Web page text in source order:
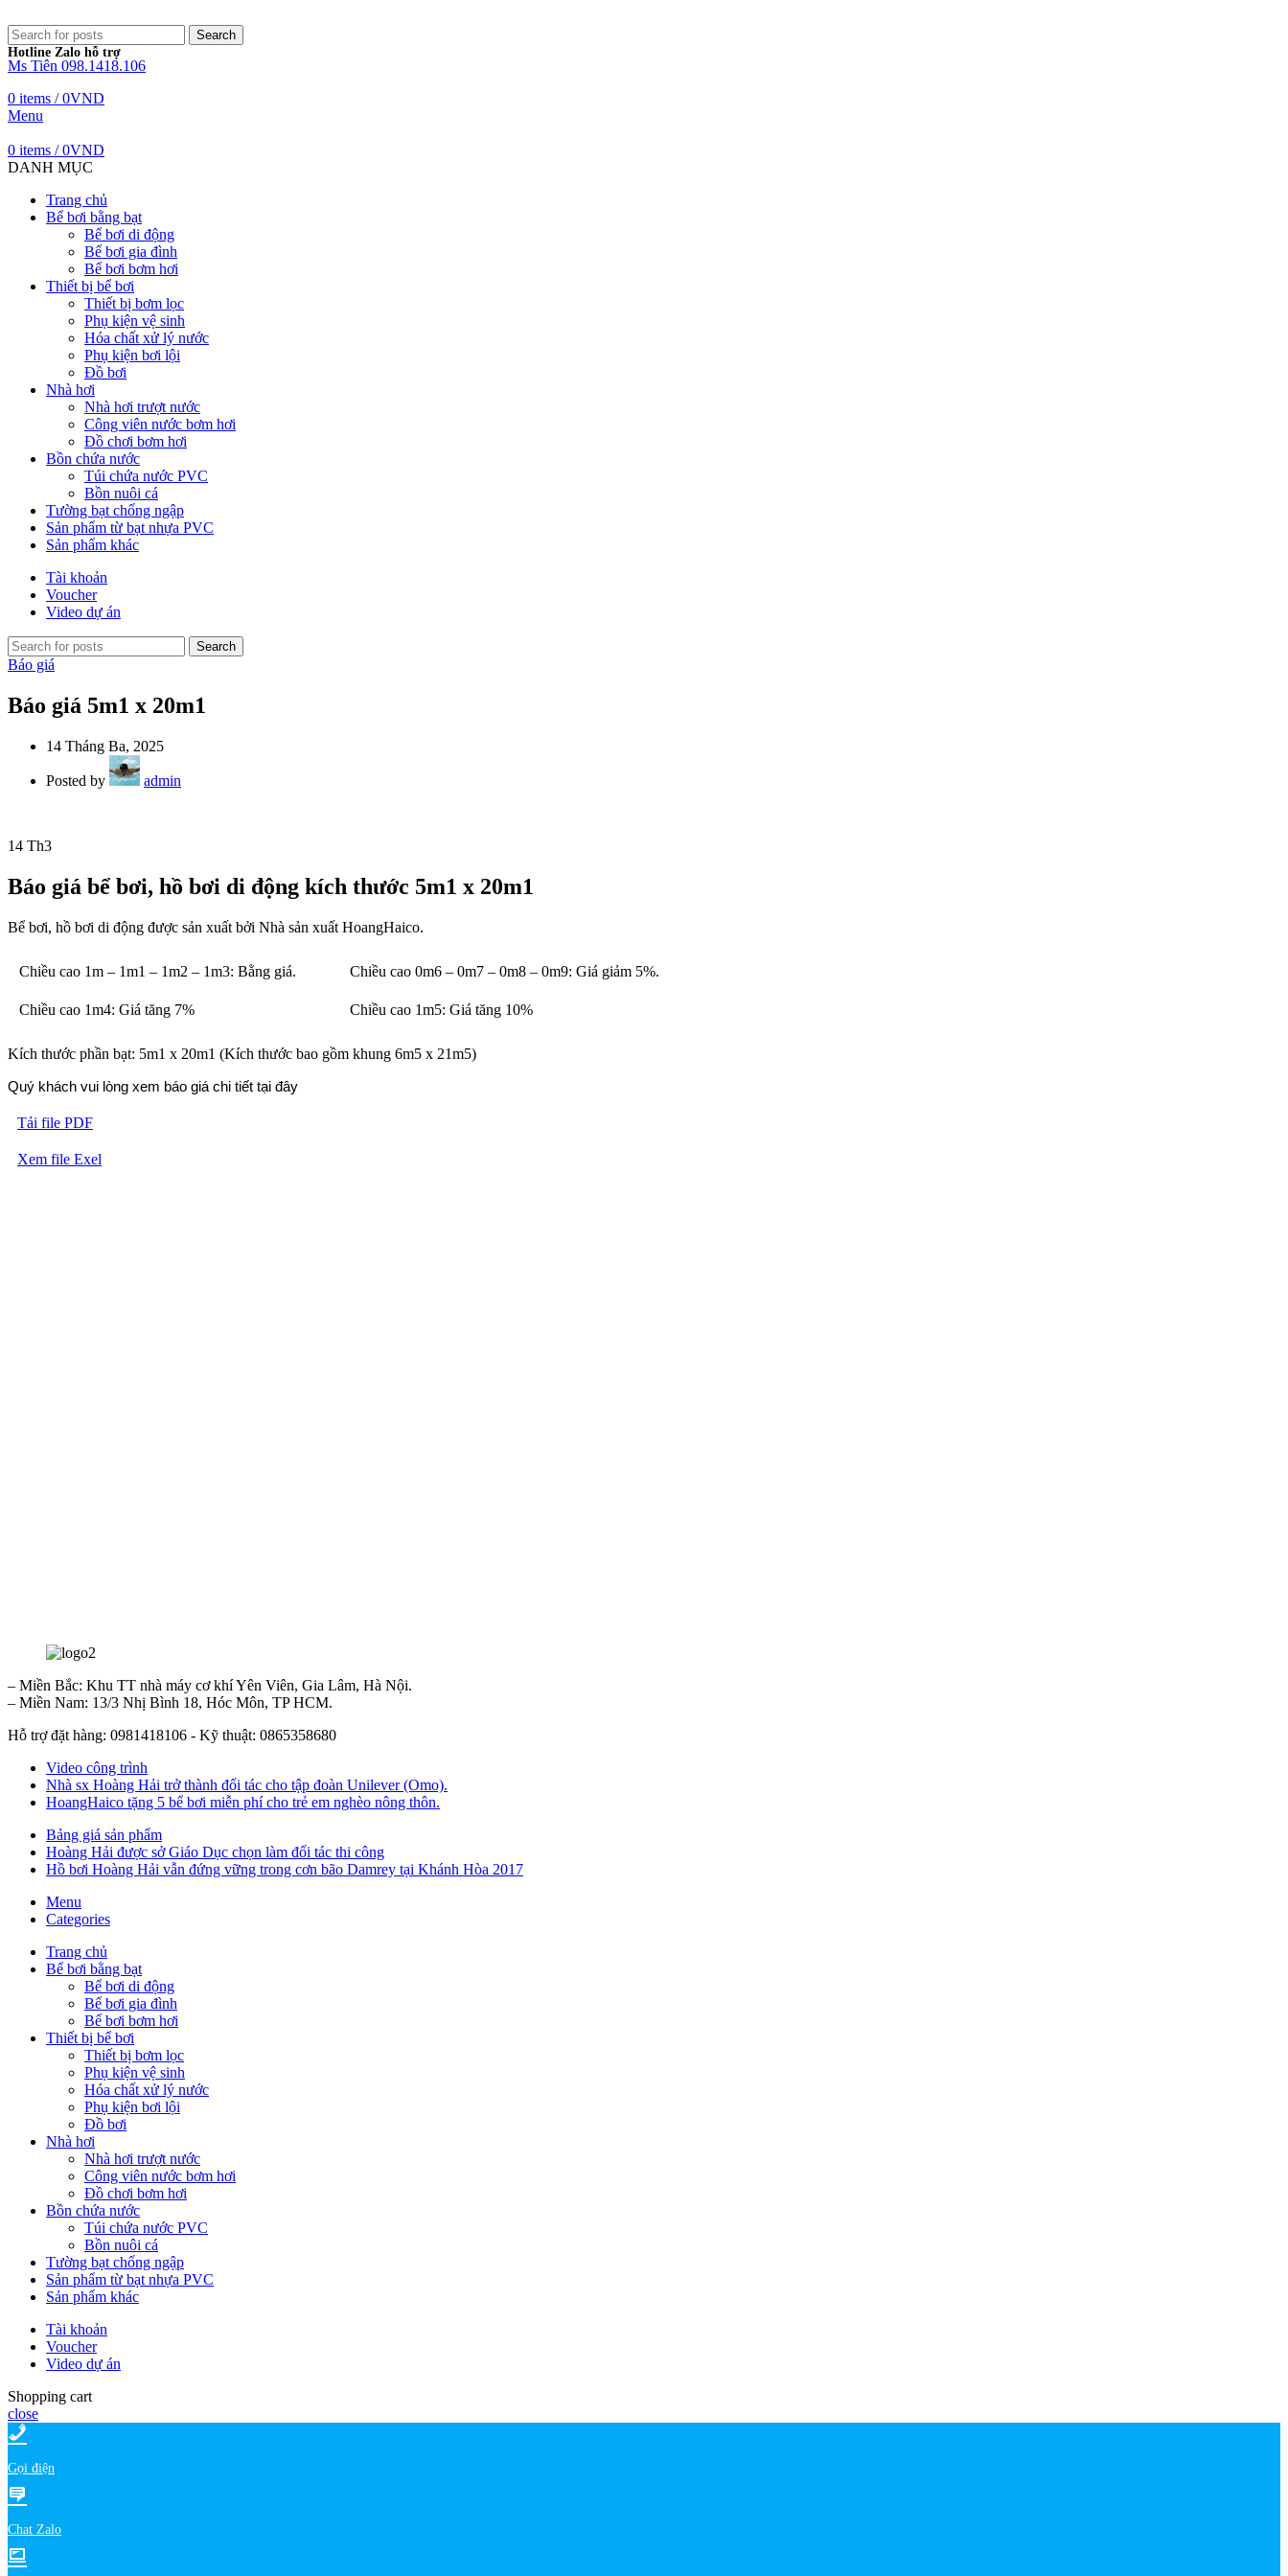
Search
Hotline Zalo hỗ trợ
Ms Tiên 098.1418.106
0 items / 0VND
Menu
0 items / 0VND
DANH MỤC
Trang chủ
Bể bơi bằng bạt
Bể bơi di động
Bể bơi gia đình
Bể bơi bơm hơi
Thiết bị bể bơi
Thiết bị bơm lọc
Phụ kiện vệ sinh
Hóa chất xử lý nước
Phụ kiện bơi lội
Đồ bơi
Nhà hơi
Nhà hơi trượt nước
Công viên nước bơm hơi
Đồ chơi bơm hơi
Bồn chứa nước
Túi chứa nước PVC
Bồn nuôi cá
Tường bạt chống ngập
Sản phẩm từ bạt nhựa PVC
Sản phẩm khác
Tài khoản
Voucher
Video dự án
Search
Báo giá
Báo giá 5m1 x 20m1
14 Tháng Ba, 2025
Posted by admin
14 Th3
Báo giá bể bơi, hồ bơi di động kích thước 5m1 x 20m1
Bể bơi, hồ bơi di động được sản xuất bởi Nhà sản xuất HoangHaico.
Chiều cao 1m – 1m1 – 1m2 – 1m3: Bằng giá. Chiều cao 0m6 – 0m7 – 0m8 – 0m9: Giá giảm 5%.
Chiều cao 1m4: Giá tăng 7% Chiều cao 1m5: Giá tăng 10%
Kích thước phần bạt: 5m1 x 20m1 (Kích thước bao gồm khung 6m5 x 21m5)
Quý khách vui lòng xem báo giá chi tiết tại đây
Tải file PDF
Xem file Exel
– Miền Bắc: Khu TT nhà máy cơ khí Yên Viên, Gia Lâm, Hà Nội.
– Miền Nam: 13/3 Nhị Bình 18, Hóc Môn, TP HCM.
Hỗ trợ đặt hàng: 0981418106 - Kỹ thuật: 0865358680
Video công trình
Nhà sx Hoàng Hải trở thành đối tác cho tập đoàn Unilever (Omo).
HoangHaico tặng 5 bể bơi miễn phí cho trẻ em nghèo nông thôn.
Bảng giá sản phẩm
Hoàng Hải được sở Giáo Dục chọn làm đối tác thi công
Hồ bơi Hoàng Hải vẫn đứng vững trong cơn bão Damrey tại Khánh Hòa 2017
Menu
Categories
Trang chủ
Bể bơi bằng bạt
Bể bơi di động
Bể bơi gia đình
Bể bơi bơm hơi
Thiết bị bể bơi
Thiết bị bơm lọc
Phụ kiện vệ sinh
Hóa chất xử lý nước
Phụ kiện bơi lội
Đồ bơi
Nhà hơi
Nhà hơi trượt nước
Công viên nước bơm hơi
Đồ chơi bơm hơi
Bồn chứa nước
Túi chứa nước PVC
Bồn nuôi cá
Tường bạt chống ngập
Sản phẩm từ bạt nhựa PVC
Sản phẩm khác
Tài khoản
Voucher
Video dự án
Shopping cart
close
Gọi điện
Chat Zalo